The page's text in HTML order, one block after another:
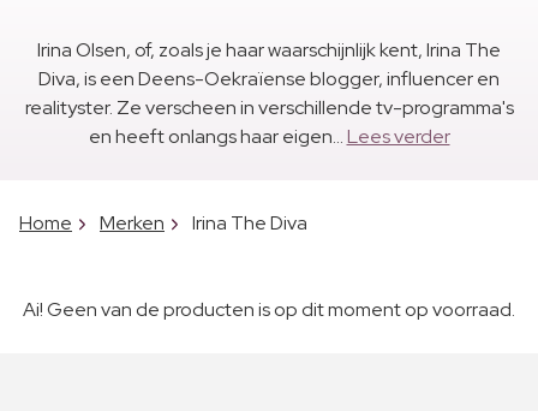
Irina Olsen, of, zoals je haar waarschijnlijk kent, Irina The
Diva, is een Deens-Oekraïense blogger, influencer en
realityster. Ze verscheen in verschillende tv-programma's
en heeft onlangs haar eigen...Lees verder
Home Merken Irina The Diva
Ai! Geen van de producten is op dit moment op voorraad.